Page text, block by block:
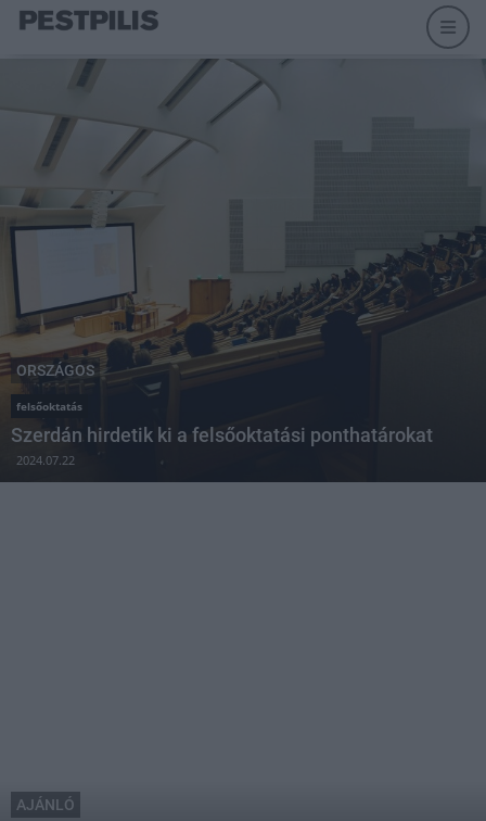
ORSZÁGOS
felsőoktatás
Szerdán hirdetik ki a felsőoktatási ponthatárokat
2024.07.22
AJÁNLÓ